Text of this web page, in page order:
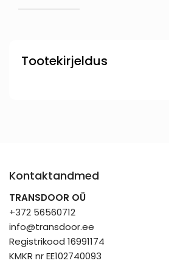
Tootekirjeldus
Kontaktandmed
TRANSDOOR OÜ
+372 56560712
info@transdoor.ee
Registrikood 16991174
KMKR nr EE102740093